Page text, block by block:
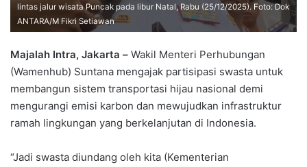
lintas jalur wisata Puncak pada libur Natal, Rabu (25/12/2025). Foto: Dok
ANTARA/M Fikri Setiawan
Majalah Intra, Jakarta – Wakil Menteri Perhubungan
(Wamenhub) Suntana mengajak partisipasi swasta untuk
membangun sistem transportasi hijau nasional demi
mengurangi emisi karbon dan mewujudkan infrastruktur
ramah lingkungan yang berkelanjutan di Indonesia.
“Jadi swasta diundang oleh kita (Kementerian